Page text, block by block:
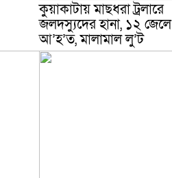
কুয়াকাটায় মাছধরা ট্রলারে
জলদস্যুদের হানা, ১২ জেলে
আ’হ’ত, মালামাল লু’ট